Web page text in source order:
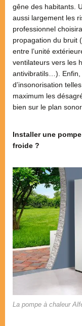
gêne des habitants.
aussi largement les
professionnel
propagation du bruit
entre l’unité
ventilateurs vers les
antivibratils…). Enfin,
d’insonorisation
maximum les
bien sur le plan
Installer une
froide ?
La pompe à chaleur